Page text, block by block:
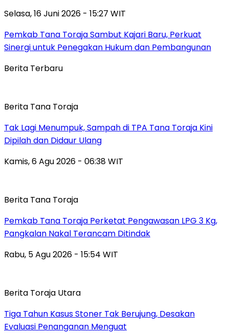
Selasa, 16 Juni 2026 - 15:27 WIT
Pemkab Tana Toraja Sambut Kajari Baru, Perkuat
Sinergi untuk Penegakan Hukum dan Pembangunan
Berita Terbaru
Berita Tana Toraja
Tak Lagi Menumpuk, Sampah di TPA Tana Toraja Kini
Dipilah dan Didaur Ulang
Kamis, 6 Agu 2026 - 06:38 WIT
Berita Tana Toraja
Pemkab Tana Toraja Perketat Pengawasan LPG 3 Kg,
Pangkalan Nakal Terancam Ditindak
Rabu, 5 Agu 2026 - 15:54 WIT
Berita Toraja Utara
Tiga Tahun Kasus Stoner Tak Berujung, Desakan
Evaluasi Penanganan Menguat